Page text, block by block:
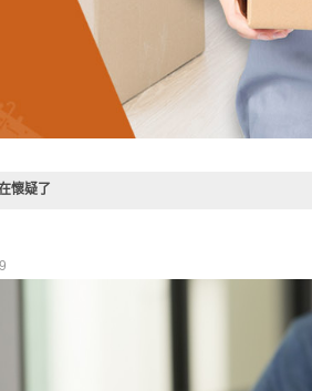
懷疑了